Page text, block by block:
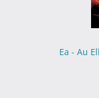
Ea - Au